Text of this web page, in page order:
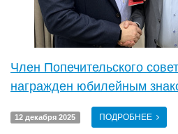
Член Попечительского
награжден юбилейным
12 декабря 2025 ПОДРОБНЕЕ